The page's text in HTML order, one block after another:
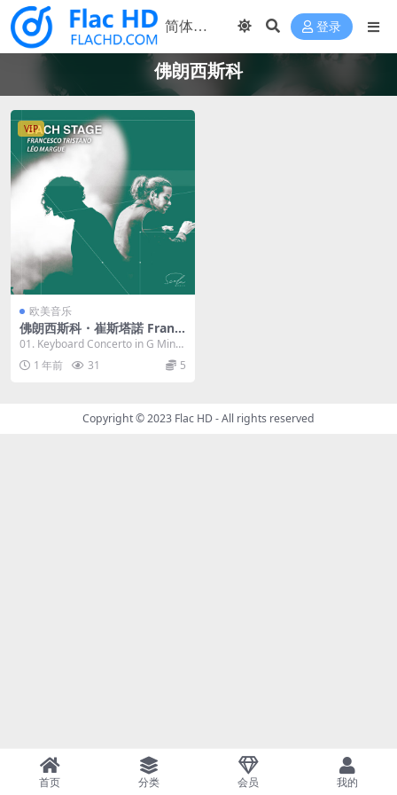
登录
佛朗西斯科
VIP
欧美音乐
佛朗西斯科・崔斯塔諾 Franc
esco Tristano Schlimé - Bac
h Stage 2023 [24bit/48kHz]
[Hi-Res Flac 482MB]
01. Keyboard Concerto in G Mino
r, BWV 10...
1 年前 31 5
Copyright © 2023 Flac HD- All rights reserved
首页 分类 会员 我的